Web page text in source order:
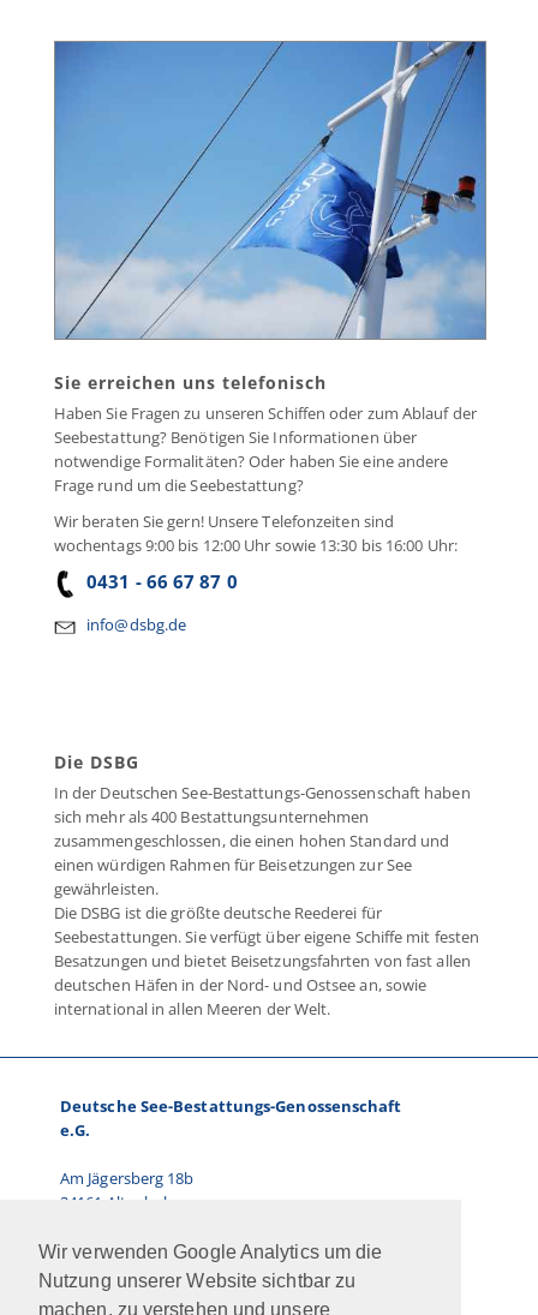
Wir verwenden Google Analytics um die
Nutzung unserer Website sichtbar zu
machen, zu verstehen und unsere
Sie erreichen uns telefonisch
Haben Sie Fragen zu unseren Schiffen oder zum Ablauf der
Seebestattung? Benötigen Sie Informationen über
notwendige Formalitäten? Oder haben Sie eine andere
Frage rund um die Seebestattung?
Wir beraten Sie gern! Unsere Telefonzeiten sind
wochentags 9:00 bis 12:00 Uhr sowie 13:30 bis 16:00 Uhr:
0431 - 66 67 87 0
info@dsbg.de
Die DSBG
In der Deutschen See-Bestattungs-Genossenschaft haben
sich mehr als 400 Bestattungsunternehmen
zusammengeschlossen, die einen hohen Standard und
einen würdigen Rahmen für Beisetzungen zur See
gewährleisten.
Die DSBG ist die größte deutsche Reederei für
Seebestattungen. Sie verfügt über eigene Schiffe mit festen
Besatzungen und bietet Beisetzungsfahrten von fast allen
deutschen Häfen in der Nord- und Ostsee an, sowie
international in allen Meeren der Welt.
Deutsche See-Bestattungs-Genossenschaft
e.G.
Am Jägersberg 18b
24161 Altenholz
Telefon: 0431.66 67 87-0
E-Mail: info@dsbg.de